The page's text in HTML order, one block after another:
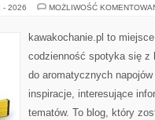
- 2026 MOŻLIWOŚĆ
kawakochanie.pl to
codzienność spotyka się z
do aromatycznych
inspiracje, interesujące
tematów. To blog, który